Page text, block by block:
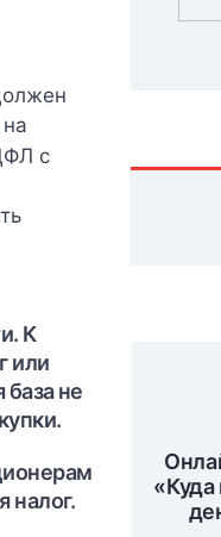
с
К
или
база не
налог.